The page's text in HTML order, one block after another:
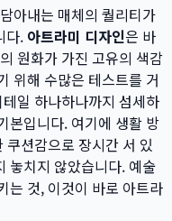
아내는 매체의 퀄리티가
다. 아트라미 디자인은 바
원화가 가진 고유의 색감
위해 수많은 테스트를 거
일 하나하나까지 섬세하
본입니다. 여기에 생활 방
션감으로 장시간 서 있
놓치지 않았습니다. 예술
는 것, 이것이 바로 아트라